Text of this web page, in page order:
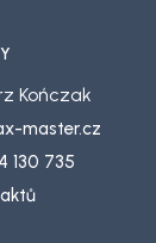
Kończak
master.cz
130 735